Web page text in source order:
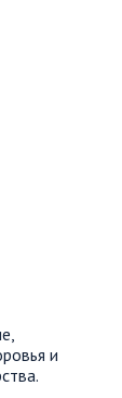
и